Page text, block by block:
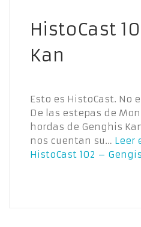
HistoCast
Kan
Esto es HistoCast. No
De las estepas de
hordas de Genghis
nos cuentan su… Leer
HistoCast 102 –